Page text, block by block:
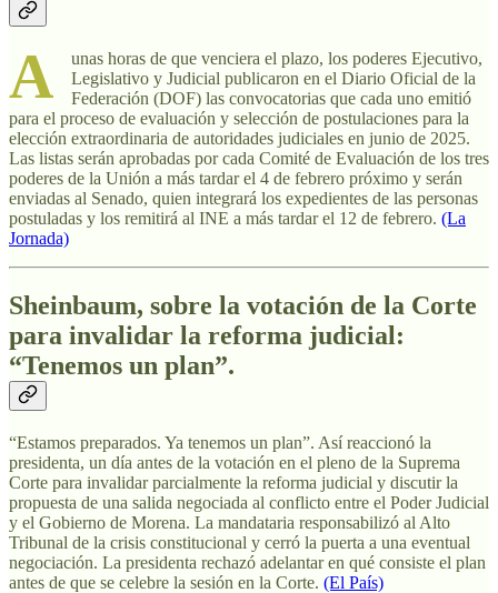
A
unas horas de que venciera el plazo, los poderes Ejecutivo,
Legislativo y Judicial publicaron en el Diario Oficial de la
Federación (DOF) las convocatorias que cada uno emitió
para el proceso de evaluación y selección de postulaciones para la
elección extraordinaria de autoridades judiciales en junio de 2025.
Las listas serán aprobadas por cada Comité de Evaluación de los tres
poderes de la Unión a más tardar el 4 de febrero próximo y serán
enviadas al Senado, quien integrará los expedientes de las personas
postuladas y los remitirá al INE a más tardar el 12 de febrero. (La
Jornada)
Sheinbaum, sobre la votación de la Corte
para invalidar la reforma judicial:
“Tenemos un plan”.
“Estamos preparados. Ya tenemos un plan”. Así reaccionó la
presidenta, un día antes de la votación en el pleno de la Suprema
Corte para invalidar parcialmente la reforma judicial y discutir la
propuesta de una salida negociada al conflicto entre el Poder Judicial
y el Gobierno de Morena. La mandataria responsabilizó al Alto
Tribunal de la crisis constitucional y cerró la puerta a una eventual
negociación. La presidenta rechazó adelantar en qué consiste el plan
antes de que se celebre la sesión en la Corte. (El País)